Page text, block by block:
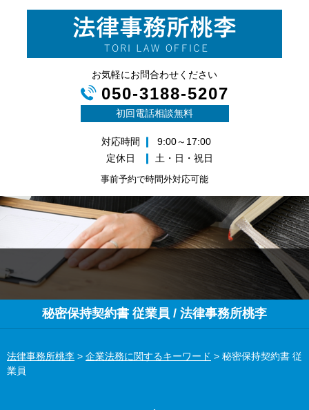
お気軽にお問合わせください
050-3188-5207
初回電話相談無料
対応時間
9:00～17:00
定休日
土・日・祝日
事前予約で時間外対応可能
秘密保持契約書 従業員 / 法律事務所桃李
法律事務所桃李 > 企業法務に関するキーワード > 秘密保持契約書 従
業員